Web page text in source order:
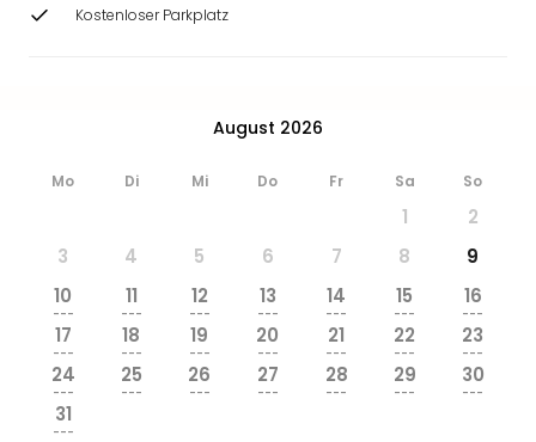
Kostenloser Parkplatz
August 2026
Mo Di Mi Do Fr Sa So
1
2
3
4 5 6 7 8
9
10
---
11
---
12
---
13
---
14
---
15
---
16
---
17
---
18
---
19
---
20
---
21
---
22
---
23
---
24
---
25
---
26
---
27
---
28
---
29
---
30
---
31
---